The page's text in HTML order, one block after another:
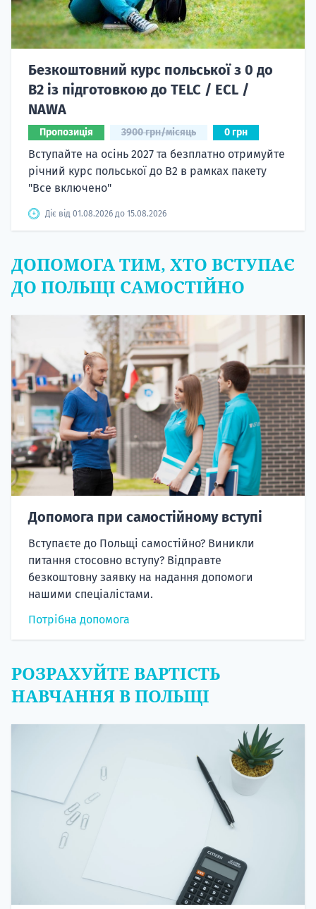
Безкоштовний курс польської з 0 до
B2 із підготовкою до TELC / ECL /
NAWA
Пропозиція 3900 грн/місяць 0 грн
Вступайте на осінь 2027 та безплатно отримуйте
річний курс польської до B2 в рамках пакету
"Все включено"
Діє від 01.08.2026 до 15.08.2026
ДОПОМОГА ТИМ, ХТО ВСТУПАЄ
ДО ПОЛЬЩІ САМОСТІЙНО
Допомога при самостійному вступі
Вступаєте до Польщі самостійно? Виникли
питання стосовно вступу? Відправте
безкоштовну заявку на надання допомоги
нашими спеціалістами.
Потрібна допомога
РОЗРАХУЙТЕ ВАРТІСТЬ
НАВЧАННЯ В ПОЛЬЩІ